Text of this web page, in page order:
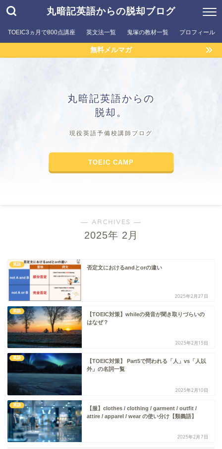
丸暗記英語からの脱却ブログ
TOEIC3ヵ月で800点講座 英文法一覧 鬼塚の教材一覧 プロフィール
無料メルマガ
丸暗記英語からの
脱却。
現役英語予備校講師ブログ
TOEIC CAMP
― ARCHIVES ―
2025年 2月
英語
否定文におけるandとorの違い
2025年2月27日
英語
【TOEIC対策】whileの発音が聞き取りづらいの
はなぜ？
2025年2月15日
英語
【TOEIC対策】 Part5で問われる「人」vs「人以
外」の名詞一覧
2025年2月10日
英語
【服】clothes / clothing / garment / outfit /
attire / apparel / wear の使い分け【類義語】
2025年2月7日